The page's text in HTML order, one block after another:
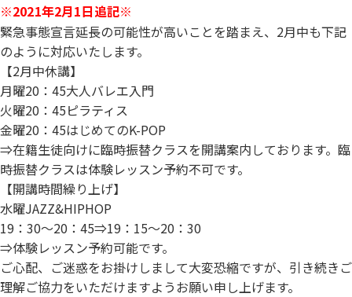
※2021年2月1日追記※
緊急事態宣言延長の可能性が高いことを踏まえ、2月中も下記
のように対応いたします。
【2月中休講】
月曜20：45大人バレエ入門
火曜20：45ピラティス
金曜20：45はじめてのK-POP
⇒在籍生徒向けに臨時振替クラスを開講案内しております。臨
時振替クラスは体験レッスン予約不可です。
【開講時間繰り上げ】
水曜JAZZ&HIPHOP
19：30～20：45⇒19：15～20：30
⇒体験レッスン予約可能です。
ご心配、ご迷惑をお掛けしまして大変恐縮ですが、 引き続きご
理解ご協力をいただけますようお願い申し上げます。